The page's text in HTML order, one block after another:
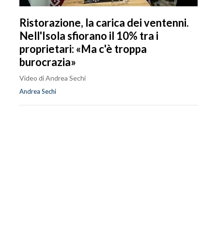
Ristorazione, la carica dei ventenni.
Nell'Isola sfiorano il 10% tra i
proprietari: «Ma c'è troppa
burocrazia»
Video di Andrea Sechi
Andrea Sechi